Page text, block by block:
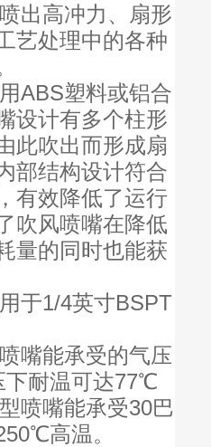
出高冲力、扇形
艺处理中的各种
ABS塑料或铝合
设计有多个柱形
此吹出而形成扇
部结构设计符合
有效降低了运行
吹风喷嘴在降低
量的同时也能获
于1/4英寸BSPT
嘴能承受的气压
下耐温可达77℃
喷嘴能承受30巴
高温。